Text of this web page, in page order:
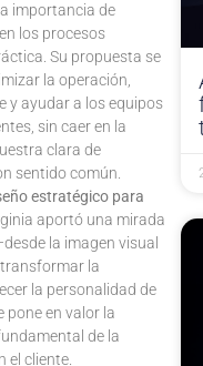
importancia de
en los procesos
Su propuesta se
la operación,
y ayudar a los equipos
sin caer en la
clara de
sentido común.
estratégico para
aportó una mirada
la imagen visual
la
la personalidad de
pone en valor la
de la
el cliente.